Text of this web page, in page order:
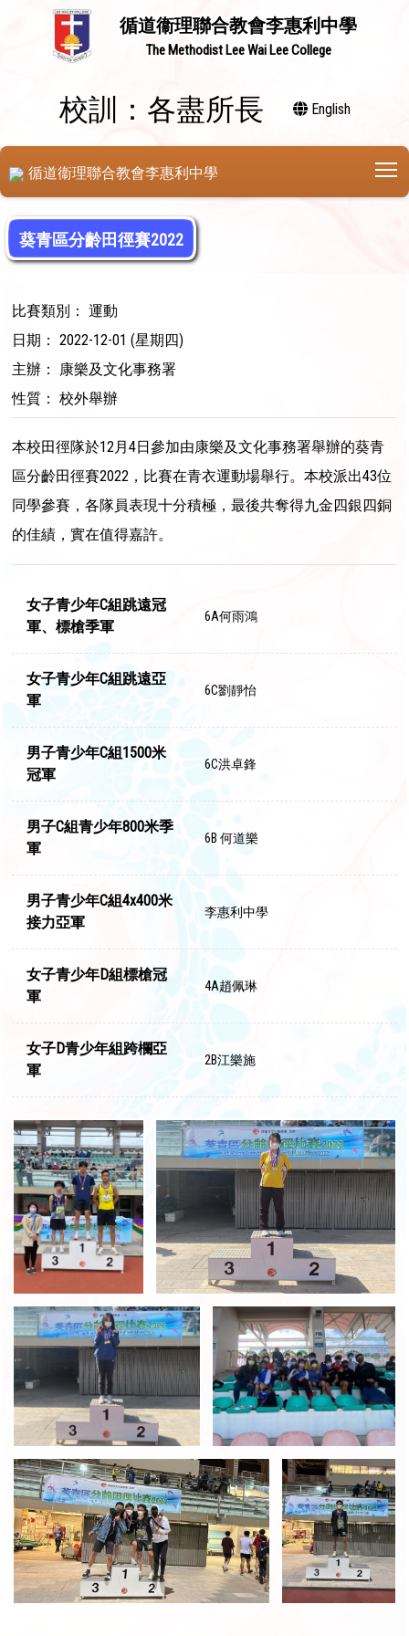
循道衞理聯合教會李惠利中學
The Methodist Lee Wai Lee College
校訓：各盡所長 English
循道衞理聯合教會李惠利中學
葵青區分齡田徑賽2022
比賽類別： 運動
日期： 2022-12-01 (星期四)
主辦： 康樂及文化事務署
性質： 校外舉辦
本校田徑隊於12月4日參加由康樂及文化事務署舉辦的葵青
區分齡田徑賽2022，比賽在青衣運動場舉行。本校派出43位
同學參賽，各隊員表現十分積極，最後共奪得九金四銀四銅
的佳績，實在值得嘉許。
女子青少年C組跳遠冠
軍、標槍季軍
6A何雨鴻
女子青少年C組跳遠亞
軍
6C劉靜怡
男子青少年C組1500米
冠軍
6C洪卓鋒
男子C組青少年800米季
軍
6B 何道樂
男子青少年C組4x400米
接力亞軍
李惠利中學
女子青少年D組標槍冠
軍
4A趙佩琳
女子D青少年組跨欄亞
軍
2B江樂施